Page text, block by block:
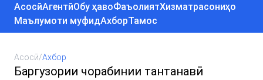
АсосӣАгентӣОбу ҳавоФаъолиятХизматрасониҳо
Маълумоти муфидАхборТамос
Асосӣ/Ахбор
Баргузории чорабинии тантанавӣ